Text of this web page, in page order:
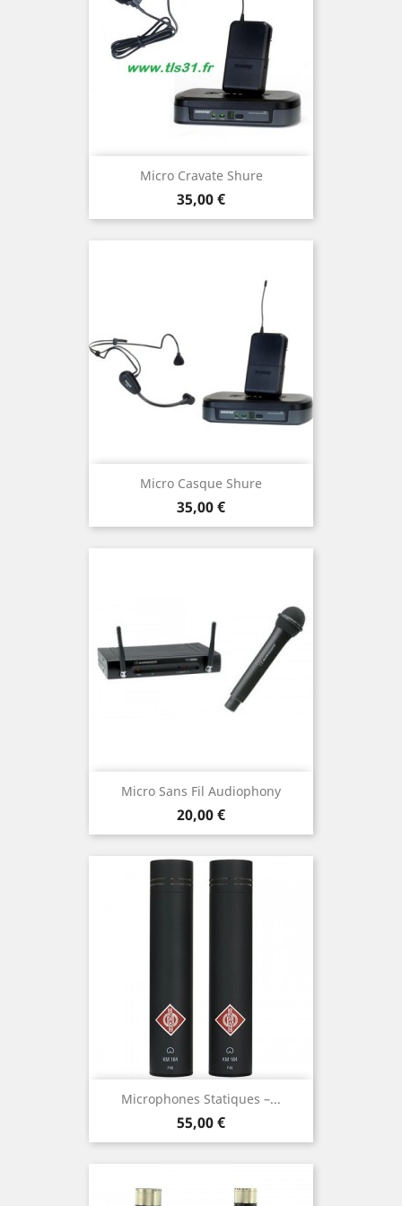
Micro Cravate Shure
Prix
35,00 €
Micro Casque Shure
Prix
35,00 €
Micro Sans Fil Audiophony
Prix
20,00 €
Microphones Statiques –...
Prix
55,00 €